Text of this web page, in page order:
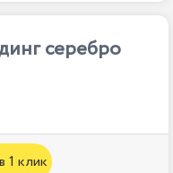
серебро
1 клик